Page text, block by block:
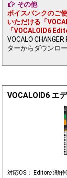
その他
ボイスバンクのご
いただける「
「VOCALOID6
VOCALO
ターからダウンロ
VOCALOID6 エ
対応OS： Editorの動